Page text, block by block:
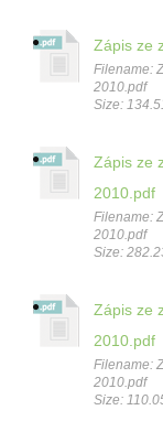
Zápis ze
Filename:
2010.pdf
Size:
Zápis ze
2010.pdf
Filename:
2010.pdf
Size:
Zápis ze
2010.pdf
Filename:
2010.pdf
Size: